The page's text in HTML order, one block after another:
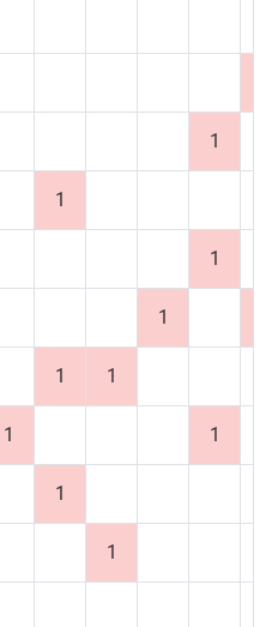
1
1
1
1
1 1
1 1
1
1